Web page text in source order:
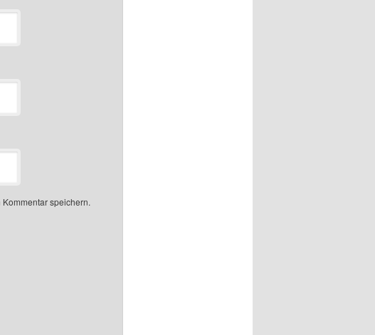
speichern.